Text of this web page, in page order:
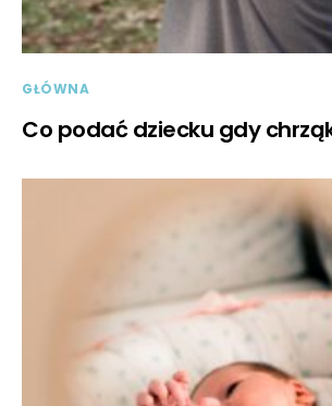
GŁÓWNA
Co podać dziecku gdy